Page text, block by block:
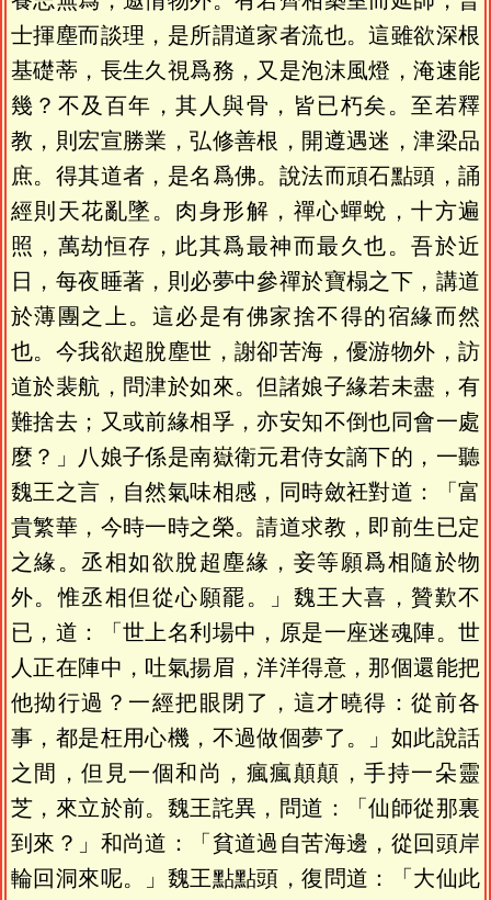
士揮塵而談理，是所謂道家者流也。這雖欲深根
基礎蒂，長生久視爲務，又是泡沫風燈，淹速能
幾？不及百年，其人與骨，皆已朽矣。至若釋
教，則宏宣勝業，弘修善根，開遵遇迷，津梁品
庶。得其道者，是名爲佛。說法而頑石點頭，誦
經則天花亂墜。肉身形解，禪心蟬蛻，十方遍
照，萬劫恒存，此其爲最神而最久也。吾於近
日，每夜睡著，則必夢中參禪於寶榻之下，講道
於薄團之上。這必是有佛家捨不得的宿緣而然
也。今我欲超脫塵世，謝卻苦海，優游物外，訪
道於裴航，問津於如來。但諸娘子緣若未盡，有
難捨去；又或前緣相孚，亦安知不倒也同會一處
麼？」八娘子係是南嶽衛元君侍女謫下的，一聽
魏王之言，自然氣味相感，同時斂衽對道：「富
貴繁華，今時一時之榮。請道求教，即前生已定
之緣。丞相如欲脫超塵緣，妾等願爲相隨於物
外。惟丞相但從心願罷。」魏王大喜，贊歎不
已，道：「世上名利場中，原是一座迷魂陣。世
人正在陣中，吐氣揚眉，洋洋得意，那個還能把
他拗行過？一經把眼閉了，這才曉得：從前各
事，都是枉用心機，不過做個夢了。」如此說話
之間，但見一個和尚，瘋瘋顛顛，手持一朵靈
芝，來立於前。魏王詫異，問道：「仙師從那裏
到來？」和尚道：「貧道過自苦海邊，從回頭岸
輪回洞來呢。」魏王點點頭，復問道：「大仙此